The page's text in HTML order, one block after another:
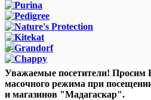
Уважаемые посетители! Просим
масочного режима при
и магазинов "Мадагаскар".